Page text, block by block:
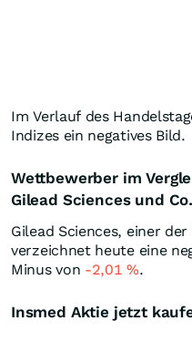
Im Verlauf des
Indizes ein negatives Bild.
Wettbewerber im
Gilead Sciences und Co.
Gilead Sciences, einer
verzeichnet heute eine
Minus von -2,01%.
Insmed Aktie jetzt